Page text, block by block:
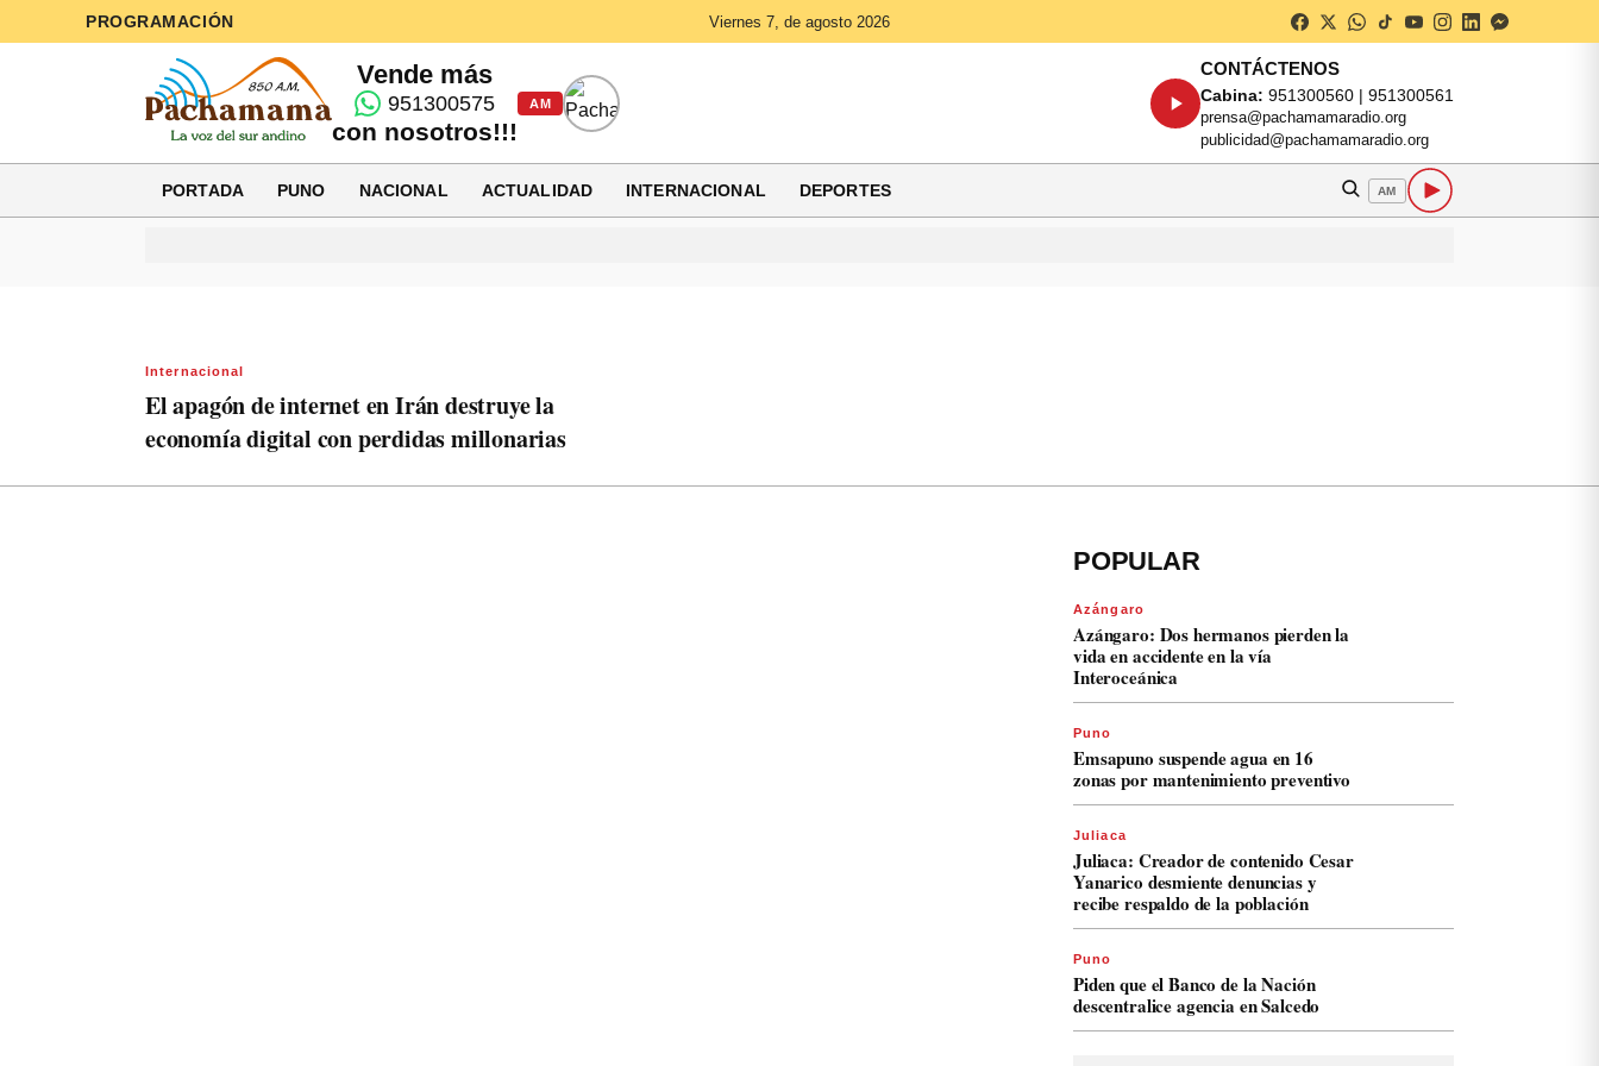
PROGRAMACIÓN Viernes 7, de agosto 2026
Vende más
951300575
con nosotros!!!
AM
CONTÁCTENOS
Cabina: 951300560 | 951300561
prensa@pachamamaradio.org
publicidad@pachamamaradio.org
PORTADA PUNO NACIONAL ACTUALIDAD INTERNACIONAL DEPORTES AM
Internacional
El apagón de internet en Irán destruye la
economía digital con perdidas millonarias
POPULAR
Azángaro
Azángaro: Dos hermanos pierden la
vida en accidente en la vía
Interoceánica
Puno
Emsapuno suspende agua en 16
zonas por mantenimiento preventivo
Juliaca
Juliaca: Creador de contenido Cesar
Yanarico desmiente denuncias y
recibe respaldo de la población
Puno
Piden que el Banco de la Nación
descentralice agencia en Salcedo